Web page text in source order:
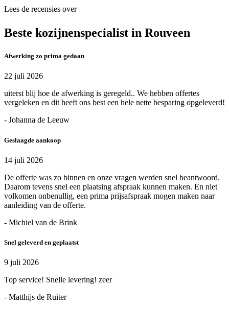
Lees de recensies over
Beste kozijnenspecialist in Rouveen
Afwerking zo prima gedaan
22 juli 2026
uiterst blij hoe de afwerking is geregeld.. We hebben offertes
vergeleken en dit heeft ons best een hele nette besparing opgeleverd!
- Johanna de Leeuw
Geslaagde aankoop
14 juli 2026
De offerte was zo binnen en onze vragen werden snel beantwoord.
Daarom tevens snel een plaatsing afspraak kunnen maken. En niet
volkomen onbenullig, een prima prijsafspraak mogen maken naar
aanleiding van de offerte.
- Michiel van de Brink
Snel geleverd en geplaatst
9 juli 2026
Top service! Snelle levering! zeer
- Matthijs de Ruiter